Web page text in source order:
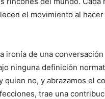
el movimiento al
ironía de una
ninguna definición
no, y abrazamos el
trae una